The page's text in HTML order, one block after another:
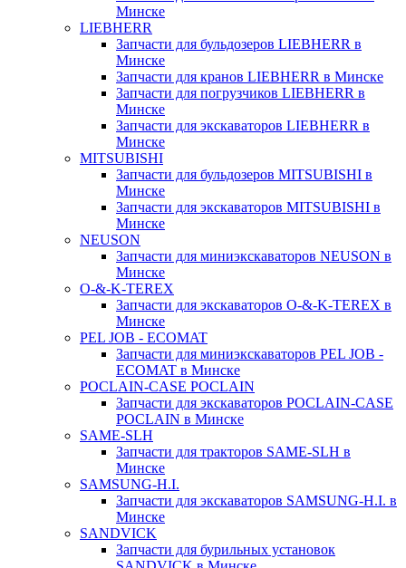
Минске
LIEBHERR
Запчасти для бульдозеров LIEBHERR в
Минске
Запчасти для кранов LIEBHERR в Минске
Запчасти для погрузчиков LIEBHERR в
Минске
Запчасти для экскаваторов LIEBHERR в
Минске
MITSUBISHI
Запчасти для бульдозеров MITSUBISHI в
Минске
Запчасти для экскаваторов MITSUBISHI в
Минске
NEUSON
Запчасти для миниэкскаваторов NEUSON в
Минске
O-&-K-TEREX
Запчасти для экскаваторов O-&-K-TEREX в
Минске
PEL JOB - ECOMAT
Запчасти для миниэкскаваторов PEL JOB -
ECOMAT в Минске
POCLAIN-CASE POCLAIN
Запчасти для экскаваторов POCLAIN-CASE
POCLAIN в Минске
SAME-SLH
Запчасти для тракторов SAME-SLH в
Минске
SAMSUNG-H.I.
Запчасти для экскаваторов SAMSUNG-H.I. в
Минске
SANDVICK
Запчасти для бурильных установок